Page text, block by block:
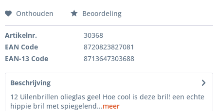
Onthouden Beoordeling
Artikelnr.
30368
EAN Code
8720823827081
EAN-13 Code
8713647303688
Beschrijving
12 Uilenbrillen olieglas geel Hoe cool is deze bril! een echte
hippie bril met spiegelend...meer